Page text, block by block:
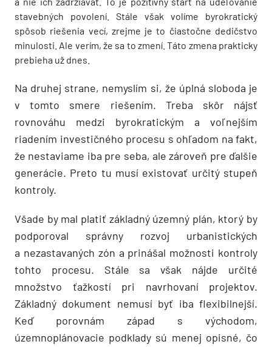
stavebných povolení. Stále však volíme byrokratický
spôsob riešenia vecí, zrejme je to čiastočne dedičstvo
minulosti. Ale verím, že sa to zmení. Táto zmena prakticky
prebieha už dnes.
Na druhej strane, nemyslím si, že úplná sloboda je
v tomto smere riešením. Treba skôr nájsť
rovnováhu medzi byrokratickým a voľnejším
riadením investičného procesu s ohľadom na fakt,
že nestaviame iba pre seba, ale zároveň pre ďalšie
generácie. Preto tu musí existovať určitý stupeň
kontroly.
Všade by mal platiť základný územný plán, ktorý by
podporoval správny rozvoj urbanistických
a nezastavaných zón a prinášal možnosti kontroly
tohto procesu. Stále sa však nájde určité
množstvo ťažkostí pri navrhovaní projektov.
Základný dokument nemusí byť iba flexibilnejší.
Keď porovnám západ s východom,
územnoplánovacie podklady sú menej opisné, čo